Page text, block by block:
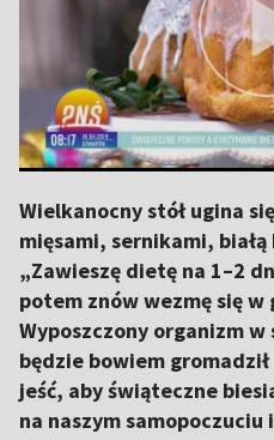
Wielkanocny stół ugina
mięsami, sernikami, białą
„Zawieszę dietę na 1–2
potem znów wezmę się w
Wyposzczony organizm
będzie bowiem
jeść, aby świąteczne
na naszym samopoczuciu